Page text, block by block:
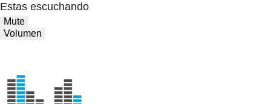
Estas escuchando
Mute
Volumen